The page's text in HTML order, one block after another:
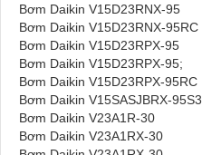
Bơm Daikin V15D23RNX-95
Bơm Daikin V15D23RNX-95RC
Bơm Daikin V15D23RPX-95
Bơm Daikin V15D23RPX-95;
Bơm Daikin V15D23RPX-95RC
Bơm Daikin V15SASJBRX-95S3
Bơm Daikin V23A1R-30
Bơm Daikin V23A1RX-30